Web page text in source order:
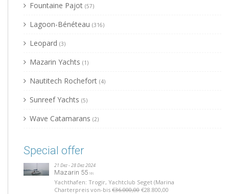
Fountaine Pajot (57)
Lagoon-Bénéteau (316)
Leopard (3)
Mazarin Yachts (1)
Nautitech Rochefort (4)
Sunreef Yachts (5)
Wave Catamarans (2)
Special offer
21 Dez - 28 Dez 2024
Mazarin 55 NN
Yachthafen: Trogir, Yachtclub Seget (Marina
Charterpreis von-bis €36.000,00 €28.800,00